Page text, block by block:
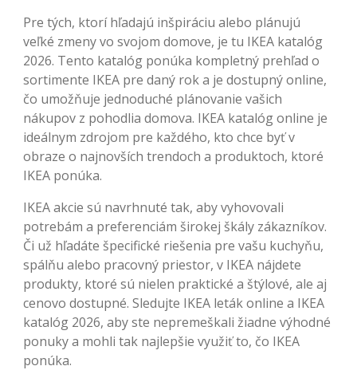
Pre tých, ktorí hľadajú inšpiráciu alebo plánujú
veľké zmeny vo svojom domove, je tu IKEA katalóg
2026. Tento katalóg ponúka kompletný prehľad o
sortimente IKEA pre daný rok a je dostupný online,
čo umožňuje jednoduché plánovanie vašich
nákupov z pohodlia domova. IKEA katalóg online je
ideálnym zdrojom pre každého, kto chce byť v
obraze o najnovších trendoch a produktoch, ktoré
IKEA ponúka.
IKEA akcie sú navrhnuté tak, aby vyhovovali
potrebám a preferenciám širokej škály zákazníkov.
Či už hľadáte špecifické riešenia pre vašu kuchyňu,
spálňu alebo pracovný priestor, v IKEA nájdete
produkty, ktoré sú nielen praktické a štýlové, ale aj
cenovo dostupné. Sledujte IKEA leták online a IKEA
katalóg 2026, aby ste nepremeškali žiadne výhodné
ponuky a mohli tak najlepšie využiť to, čo IKEA
ponúka.